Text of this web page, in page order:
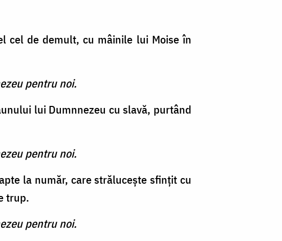
cel de demult, cu mâinile lui Moise în
pentru noi.
lui Dumnnezeu cu slavă, purtând
pentru noi.
la număr, care străluceşte sfinţit cu
trup.
pentru noi.